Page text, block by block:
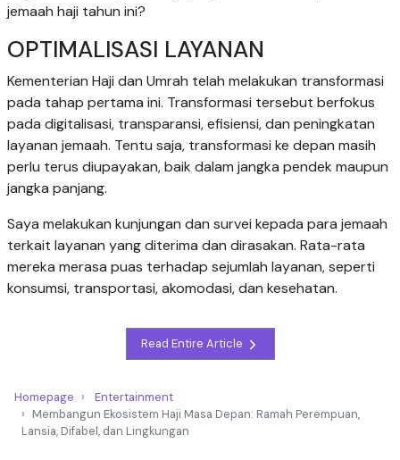
jemaah haji tahun ini?
OPTIMALISASI LAYANAN
Kementerian Haji dan Umrah telah melakukan transformasi
pada tahap pertama ini. Transformasi tersebut berfokus
pada digitalisasi, transparansi, efisiensi, dan peningkatan
layanan jemaah. Tentu saja, transformasi ke depan masih
perlu terus diupayakan, baik dalam jangka pendek maupun
jangka panjang.
Saya melakukan kunjungan dan survei kepada para jemaah
terkait layanan yang diterima dan dirasakan. Rata-rata
mereka merasa puas terhadap sejumlah layanan, seperti
konsumsi, transportasi, akomodasi, dan kesehatan.
Read Entire Article
Homepage
Entertainment
Membangun Ekosistem Haji Masa Depan: Ramah Perempuan,
Lansia, Difabel, dan Lingkungan